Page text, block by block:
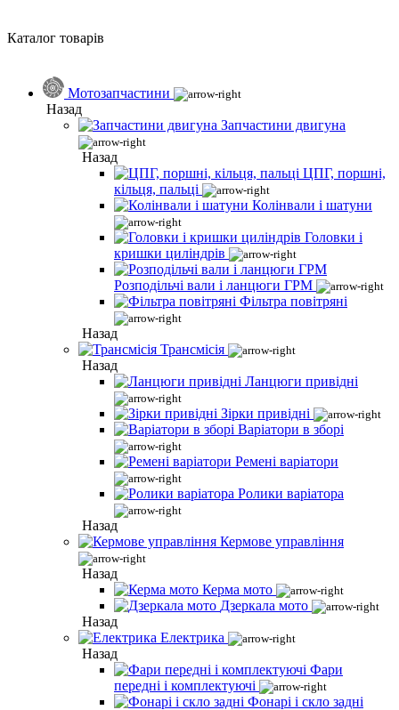
Каталог товарів
Мотозапчастини
Назад
Запчастини двигуна
Назад
ЦПГ, поршні,
кільця, пальці
Колінвали і шатуни
Головки і
кришки циліндрів
Розподільчі вали і ланцюги ГРМ
Фільтра повітряні
Назад
Трансмісія
Назад
Ланцюги привідні
Зірки привідні
Варіатори в зборі
Ремені варіатори
Ролики варіатора
Назад
Кермове управління
Назад
Керма мото
Дзеркала мото
Назад
Електрика
Назад
Фари
передні і комплектуючі
Фонарі і скло задні